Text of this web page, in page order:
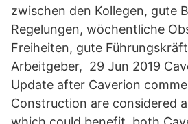
zwischen den Kollegen, gute
Regelungen, wöchentliche
Freiheiten, gute
Arbeitgeber, 29 Jun 2019
Update after Caverion
Construction are considered